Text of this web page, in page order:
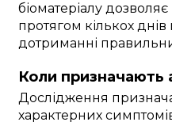
біоматеріалу
протягом кількох днів
дотриманні
Коли призначають
Дослідження
характерних